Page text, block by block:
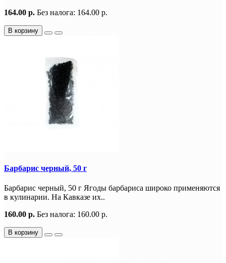
164.00 р. Без налога: 164.00 р.
В корзину
Барбарис черный, 50 г
Барбарис черный, 50 г Ягоды барбариса широко применяются
в кулинарии. На Кавказе их..
160.00 р. Без налога: 160.00 р.
В корзину